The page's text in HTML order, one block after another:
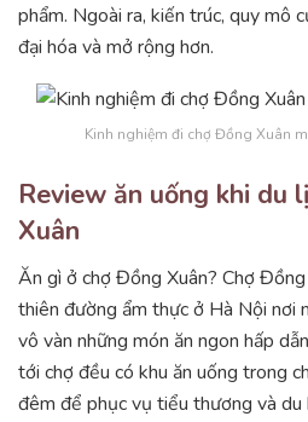
phẩm. Ngoài ra, kiến trúc, quy mô
đại hóa và mở rộng hơn.
Kinh nghiệm đi chợ Đồng Xuân
Review ăn uống khi du
Xuân
Ăn gì ở chợ Đồng Xuân? Chợ
thiên đường ẩm thực ở Hà Nội nơi
vô vàn những món ăn ngon hấp
tới chợ đều có khu ăn uống trong
đêm để phục vụ tiểu thương và du